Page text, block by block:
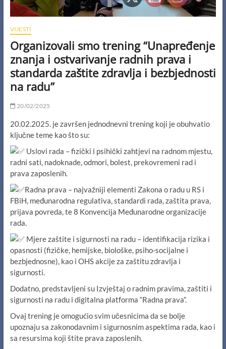
VIJESTI
Organizovali smo trening “Unapređenje
znanja i ostvarivanje radnih prava i
standarda zaštite zdravlja i bezbjednosti
na radu”
20/02/2025
20.02.2025. je završen jednodnevni trening koji je obuhvatio
ključne teme kao što su:
Uslovi rada – fizički i psihički zahtjevi na radnom mjestu,
radni sati, nadoknade, odmori, bolest, prekovremeni rad i
prava zaposlenih.
Radna prava – najvažniji elementi Zakona o radu u RS i
FBiH, međunarodna regulativa, standardi rada, zaštita prava,
prijava povreda, te 8 Konvencija Međunarodne organizacije
rada.
Mjere zaštite i sigurnosti na radu – identifikacija rizika i
opasnosti (fizičke, hemijske, biološke, psiho-socijalne i
bezbjednosne), kao i OHS akcije za zaštitu zdravlja i
sigurnosti.
Dodatno, predstavljeni su Izvještaj o radnim pravima, zaštiti i
sigurnosti na radu i digitalna platforma “Radna prava”.
Ovaj trening je omogućio svim učesnicima da se bolje
upoznaju sa zakonodavnim i sigurnosnim aspektima rada, kao i
sa resursima koji štite prava zaposlenih.